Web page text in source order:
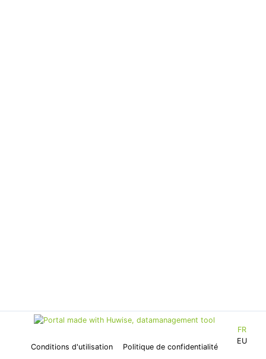
Conditions d'utilisation Politique de confidentialité
FR
EU